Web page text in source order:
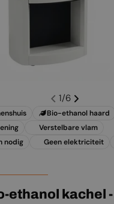
1/6
Bio-ethanol haard
Verstelbare vlam
nodig
Geen elektriciteit
ethanol kachel